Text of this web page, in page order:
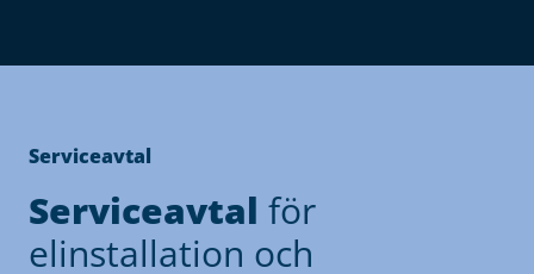
Serviceavtal
Serviceavtal för
elinstallation och